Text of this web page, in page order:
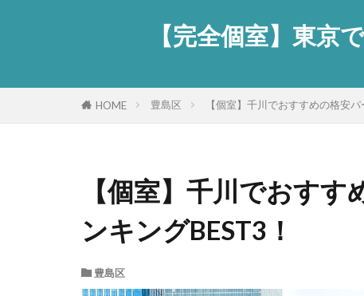
【完全個室】東京
HOME 豊島区 【個室】千川でおすすめの格安
【個室】千川でおす
ンキングBEST3！
豊島区